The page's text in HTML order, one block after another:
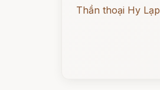
Thần thoại Hy Lạp